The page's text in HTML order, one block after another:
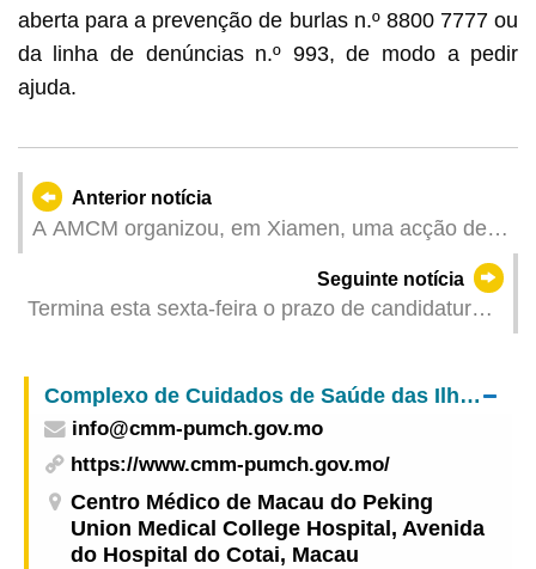
aberta para a prevenção de burlas n.º 8800 7777 ou
da linha de denúncias n.º 993, de modo a pedir
ajuda.
Anterior notícia
A AMCM organizou, em Xiamen, uma acção de
Seguinte notícia
Termina esta sexta-feira o prazo de candidaturas
espaços comerciais de habitação pública
realizado pelo Instituto de Habitação
Complexo de Cuidados de Saúde das Ilhas – Centro Médico de Macau do Peking Union Medical College Hospital
info@cmm-pumch.gov.mo
https://www.cmm-pumch.gov.mo/
Centro Médico de Macau do Peking
Union Medical College Hospital, Avenida
do Hospital do Cotai, Macau